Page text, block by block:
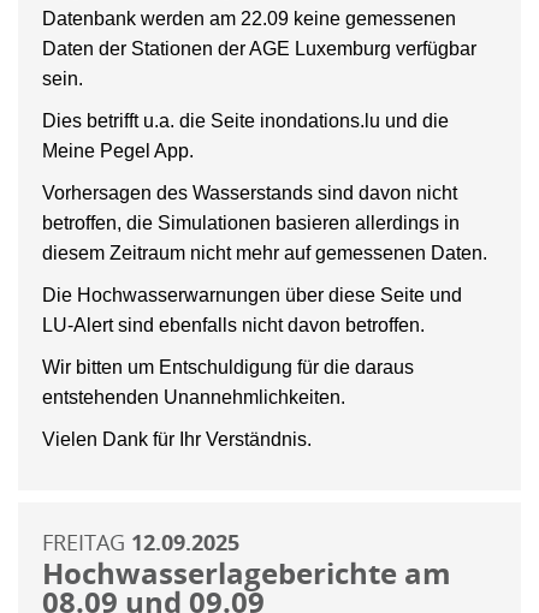
Datenbank werden am 22.09 keine gemessenen
Daten der Stationen der AGE Luxemburg verfügbar
sein.
Dies betrifft u.a. die Seite inondations.lu und die
Meine Pegel App.
Vorhersagen des Wasserstands sind davon nicht
betroffen, die Simulationen basieren allerdings in
diesem Zeitraum nicht mehr auf gemessenen Daten.
Die Hochwasserwarnungen über diese Seite und
LU-Alert sind ebenfalls nicht davon betroffen.
Wir bitten um Entschuldigung für die daraus
entstehenden Unannehmlichkeiten.
Vielen Dank für Ihr Verständnis.
FREITAG 12.09.2025
Hochwasserlageberichte am
08.09 und 09.09